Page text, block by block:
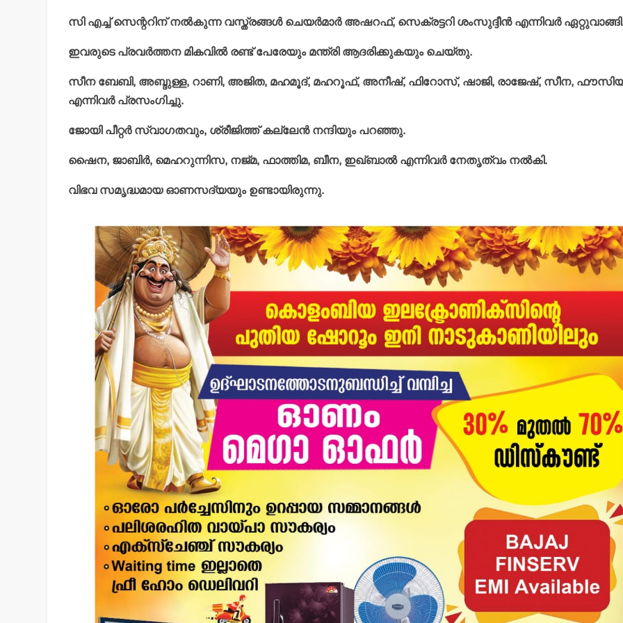
സി എച്ച് സെന്ററിന് നല്‍കുന്ന വസ്ത്രങ്ങള്‍ ചെയര്‍മാര്‍ അഷറഫ്, സെക്രട്ടറി ശംസുദ്ദീന്‍ എന്നിവര്‍
ഇവരുടെ പ്രവര്‍ത്തന മികവില്‍ രണ്ട് പേരേയും മന്ത്രി ആദരിക്കുകയും ചെയ്തു.
സീന ബേബി, അബ്ദുള്ള, റാണി, അജിത, മഹമൂദ്, മഹറൂഫ്, അനീഷ്, ഫിറോസ്, ഷാജി, രാജേഷ്, സീന,
എന്നിവര്‍ പ്രസംഗിച്ചു.
ജോയി പീറ്റര്‍ സ്വാഗതവും, ശ്രീജിത്ത് കല്ലേന്‍ നന്ദിയും പറഞ്ഞു.
ഷൈന, ജാബിര്‍, മെഹറുന്നിസ, നജ്മ, ഫാത്തിമ, ബീന, ഇഖ്ബാല്‍ എന്നിവര്‍ നേതൃത്വം നല്‍കി.
വിഭവ സമൃദ്ധമായ ഓണസദ്യയും ഉണ്ടായിരുന്നു.